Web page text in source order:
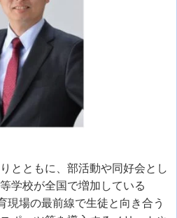
とともに、部活動や同好会とし
学校が全国で増加している
現場の最前線で生徒と向き合う